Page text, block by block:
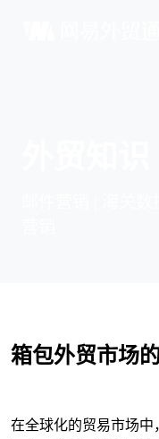
箱包外贸市场
在全球化的贸易市场